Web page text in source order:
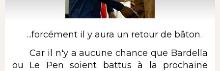
...forcément il y aura un retour de bâton.
Car il n'y a aucune chance que Bardella
ou Le Pen soient battus à la prochaine